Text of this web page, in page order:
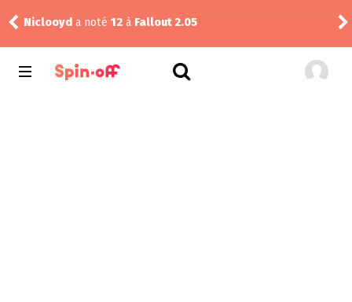
Niclooyd a noté 12 à Fallout 2.05